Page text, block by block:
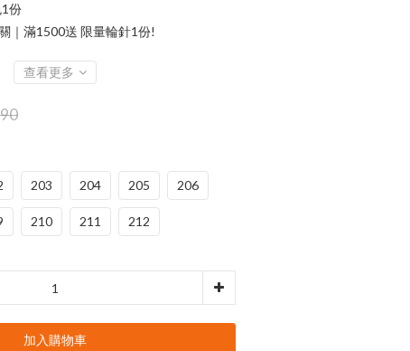
份
｜滿1500送 限量輪針1份!
查看更多
203 204 205 206
210 211 212
加入購物車